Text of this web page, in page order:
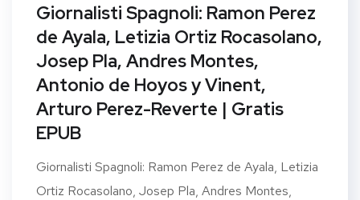
Giornalisti Spagnoli: Ramon Perez
de Ayala, Letizia Ortiz Rocasolano,
Josep Pla, Andres Montes,
Antonio de Hoyos y Vinent,
Arturo Perez-Reverte | Gratis
EPUB
Giornalisti Spagnoli: Ramon Perez de Ayala, Letizia
Ortiz Rocasolano, Josep Pla, Andres Montes,